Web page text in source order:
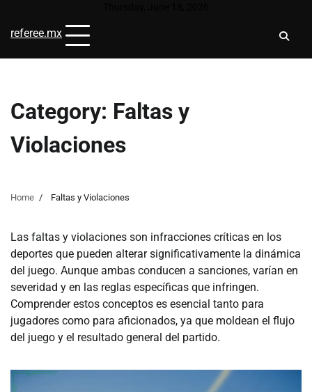
content
referee.mx
Category: Faltas y
Violaciones
Home Faltas y Violaciones
Las faltas y violaciones son infracciones críticas en los
deportes que pueden alterar significativamente la dinámica
del juego. Aunque ambas conducen a sanciones, varían en
severidad y en las reglas específicas que infringen.
Comprender estos conceptos es esencial tanto para
jugadores como para aficionados, ya que moldean el flujo
del juego y el resultado general del partido.